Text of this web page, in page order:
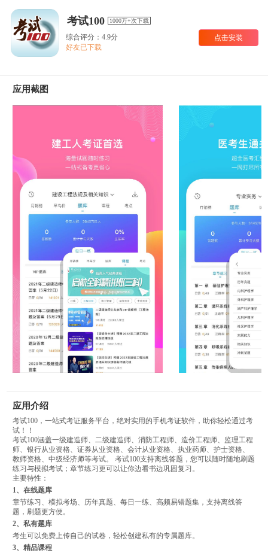
考试100 1000万+次下载
综合评分：4.9分
好友已下载
点击安装
应用截图
应用介绍
考试100，一站式考证服务平台，绝对实用的手机考证软件，助你轻松通过考
试！！
考试100涵盖一级建造师、二级建造师、消防工程师、造价工程师、监理工程
师、银行从业资格、证券从业资格、会计从业资格、执业药师、护士资格、
教师资格、中级经济师等考试。 考试100支持离线答题，您可以随时随地刷题
练习与模拟考试；章节练习更可以让你边看书边巩固复习。
主要特性：
1、在线题库
章节练习、模拟考场、历年真题、每日一练、高频易错题集，支持离线答
题，刷题更方便。
2、私有题库
考生可以免费上传自己的试卷，轻松创建私有的专属题库。
3、精品课程